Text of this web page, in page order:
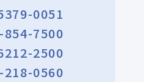
0051
854-7500
2500
218-0560